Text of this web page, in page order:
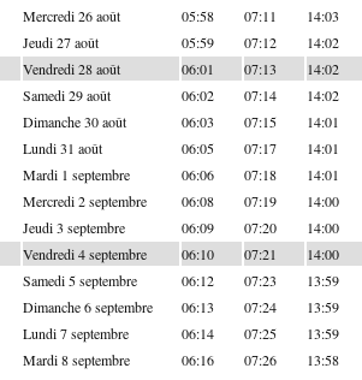
Mercredi 26 août 05:58 07:11 14:03
Jeudi 27 août 05:59 07:12 14:02
Vendredi 28 août 06:01 07:13 14:02
Samedi 29 août 06:02 07:14 14:02
Dimanche 30 août 06:03 07:15 14:01
Lundi 31 août 06:05 07:17 14:01
Mardi 1 septembre 06:06 07:18 14:01
Mercredi 2 septembre 06:08 07:19 14:00
Jeudi 3 septembre 06:09 07:20 14:00
Vendredi 4 septembre 06:10 07:21 14:00
Samedi 5 septembre 06:12 07:23 13:59
Dimanche 6 septembre 06:13 07:24 13:59
Lundi 7 septembre 06:14 07:25 13:59
Mardi 8 septembre 06:16 07:26 13:58